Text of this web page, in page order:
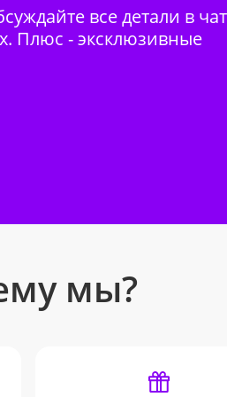
все детали в
Плюс - эксклюзивные
мы?